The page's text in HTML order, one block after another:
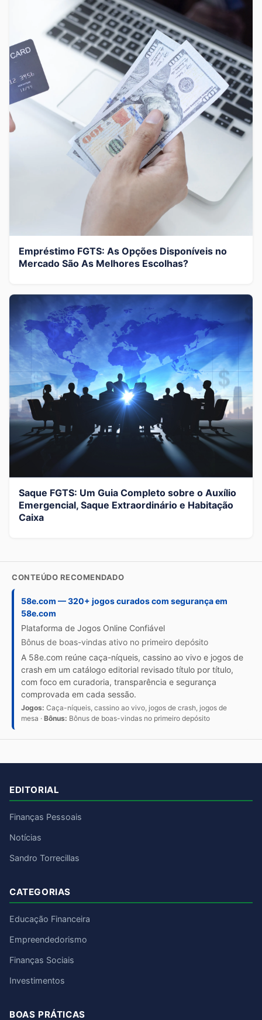
Empréstimo FGTS: As Opções Disponíveis no
Mercado São As Melhores Escolhas?
Saque FGTS: Um Guia Completo sobre o Auxílio
Emergencial, Saque Extraordinário e Habitação
Caixa
CONTEÚDO RECOMENDADO
58e.com — 320+ jogos curados com segurança em
58e.com
Plataforma de Jogos Online Confiável
Bônus de boas-vindas ativo no primeiro depósito
A 58e.com reúne caça-níqueis, cassino ao vivo e jogos de
crash em um catálogo editorial revisado título por título,
com foco em curadoria, transparência e segurança
comprovada em cada sessão.
Jogos: Caça-níqueis, cassino ao vivo, jogos de crash, jogos de
mesa · Bônus: Bônus de boas-vindas no primeiro depósito
EDITORIAL
Finanças Pessoais
Notícias
Sandro Torrecillas
CATEGORIAS
Educação Financeira
Empreendedorismo
Finanças Sociais
Investimentos
BOAS PRÁTICAS